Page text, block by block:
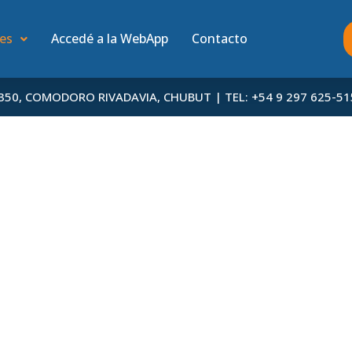
Accedé a la WebApp Contacto
COMODORO RIVADAVIA, CHUBUT | TEL: +54 9 297 625-